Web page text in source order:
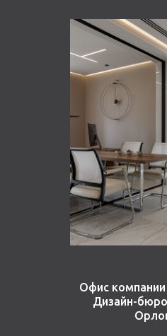
Офис
Дизайн-